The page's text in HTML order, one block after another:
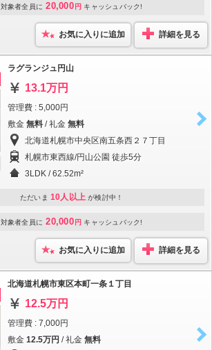
対象者全員に 20,000 円 キャッシュバック!
お気に入りに追加 詳細を見る
ラグランジュ円山
13.1万円
管理費 : 5,000円
敷金 無料 / 礼金 無料
北海道札幌市中央区南五条西２７丁目
札幌市東西線/円山公園 徒歩5分
3LDK / 62.52m²
ただいま 10人以上 が検討中！
対象者全員に 20,000 円 キャッシュバック!
お気に入りに追加 詳細を見る
北海道札幌市東区本町一条１丁目
12.5万円
管理費 : 7,000円
敷金 12.5万円 / 礼金 無料